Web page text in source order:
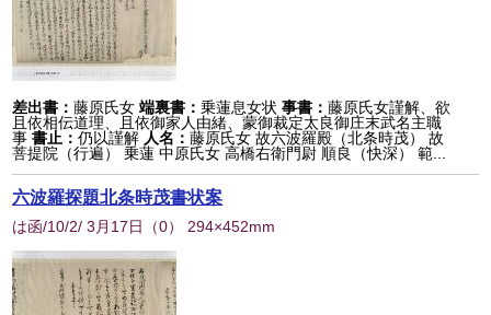
差出書：藤原氏女 端裏書：乗蓮息女状 事書：藤原氏女謹解、欲
且依相伝道理、且依御家人由緒、蒙御裁定太良御庄末武名主職
事書止：仍以謹解 人名：藤原氏女 故六波羅殿（北条時茂） 故
菩提院（行遍） 乗蓮 中原氏女 高橋右衛門尉 順良（快深） 範...
六波羅探題北条時茂書状案
は函/10/2/ 3月17日 （0） 294×452mm